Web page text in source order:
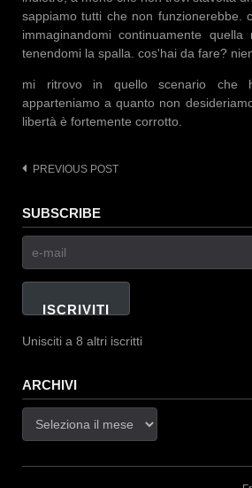
sappiamo tutti che non funzionerebbe.
immaginandomi continuamente
tenendomi la spalla. cos'hai da fare?
mi ritrovo in quello scenario che
apparteniamo a quanto non
libertà è fortemente corrotto.
Post
PREVIOUS POST
SUBSCRIBE
ISCRIVITI
Unisciti a 8 altri iscritti
ARCHIVI